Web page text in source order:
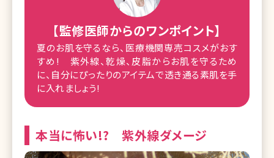
【監修医師からのワンポイント】
夏のお肌を守るなら、医療機関専売コスメがおす
すめ! 紫外線、乾燥、皮脂からお肌を守るため
に、自分にぴったりのアイテムで透き通る素肌を手
に入れましょう!
本当に怖い!? 紫外線ダメージ